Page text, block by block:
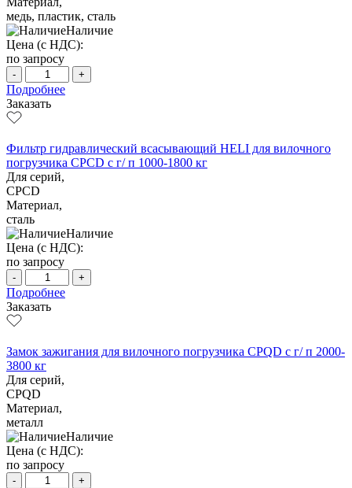
медь, пластик, сталь
Наличие
Цена (с НДС):
по запросу
- +
Подробнее
Заказать
Фильтр гидравлический всасывающий HELI для вилочного
погрузчика CPCD с г/ п 1000-1800 кг
Для серий,
CPCD
Материал,
сталь
Наличие
Цена (с НДС):
по запросу
- +
Подробнее
Заказать
Замок зажигания для вилочного погрузчика CPQD с г/ п 2000-
3800 кг
Для серий,
CPQD
Материал,
металл
Наличие
Цена (с НДС):
по запросу
- +